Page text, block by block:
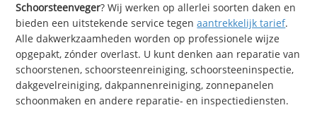
Schoorsteenveger? Wij werken op allerlei soorten daken en
bieden een uitstekende service tegenaantrekkelijk tarief.
Alle dakwerkzaamheden worden op professionele wijze
opgepakt, zónder overlast. U kunt denken aan reparatie van
schoorstenen, schoorsteenreiniging, schoorsteeninspectie,
dakgevelreiniging, dakpannenreiniging, zonnepanelen
schoonmaken en andere reparatie- en inspectiediensten.